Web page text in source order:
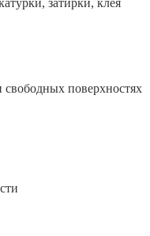
затирки, клея
поверхностях